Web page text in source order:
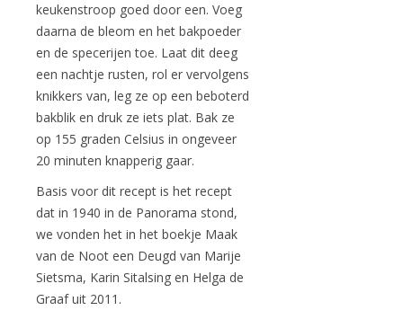
keukenstroop goed door een. Voeg
daarna de bleom en het bakpoeder
en de specerijen toe. Laat dit deeg
een nachtje rusten, rol er vervolgens
knikkers van, leg ze op een beboterd
bakblik en druk ze iets plat. Bak ze
op 155 graden Celsius in ongeveer
20 minuten knapperig gaar.
Basis voor dit recept is het recept
dat in 1940 in de Panorama stond,
we vonden het in het boekje Maak
van de Noot een Deugd van Marije
Sietsma, Karin Sitalsing en Helga de
Graaf uit 2011.